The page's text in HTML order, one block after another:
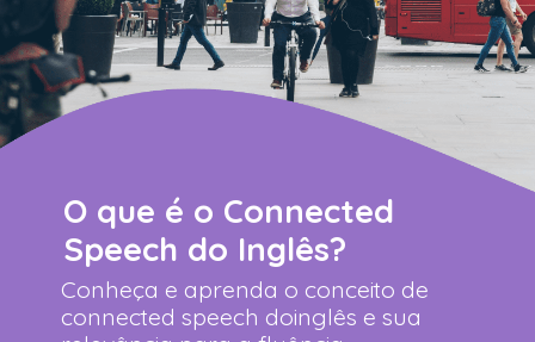
Conheça e aprenda o conceito de
connected speech doinglês e sua
O que é o Connected
Speech do Inglês?